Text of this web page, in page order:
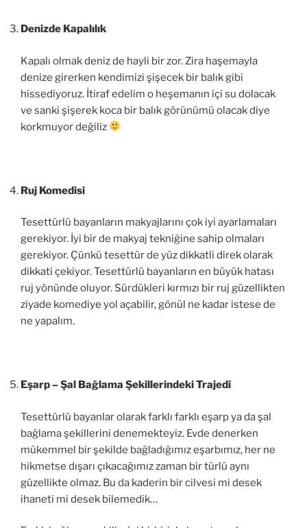
Denizde Kapalılık
Kapalı olmak deniz de hayli bir zor. Zira haşemayla
denize girerken kendimizi şişecek bir balık gibi
hissediyoruz. İtiraf edelim o heşemanın içi su dolacak
ve sanki şişerek koca bir balık görünümü olacak diye
korkmuyor değiliz
Ruj Komedisi
Tesettürlü bayanların makyajlarını çok iyi ayarlamaları
gerekiyor. İyi bir de makyaj tekniğine sahip olmaları
gerekiyor. Çünkü tesettür de yüz dikkatli direk olarak
dikkati çekiyor. Tesettürlü bayanların en büyük hatası
ruj yönünde oluyor. Sürdükleri kırmızı bir ruj güzellikten
ziyade komediye yol açabilir, gönül ne kadar istese de
ne yapalım.
Eşarp – Şal Bağlama Şekillerindeki Trajedi
Tesettürlü bayanlar olarak farklı farklı eşarp ya da şal
bağlama şekillerini denemekteyiz. Evde denerken
mükemmel bir şekilde bağladığımız eşarbımız, her ne
hikmetse dışarı çıkacağımız zaman bir türlü aynı
güzellikte olmaz. Bu da kaderin bir cilvesi mi desek
ihaneti mi desek bilemedik…